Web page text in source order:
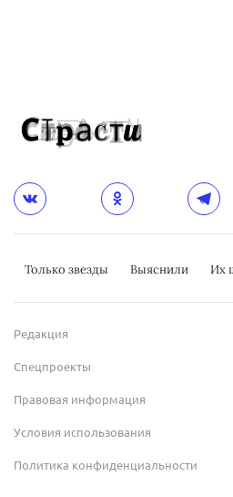
Только звезды Выяснили Их
Редакция
Спецпроекты
Правовая информация
Условия использования
Политика конфиденциальности